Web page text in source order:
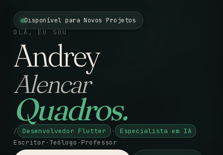
Disponível para Novos Projetos
OLÁ, EU SOU
Andrey
Alencar
Quadros.
/ Desenvolvedor Flutter ·
Especialista em IA
Escritor · Teólogo ·Professor